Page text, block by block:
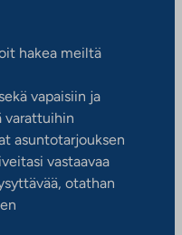
hakea meiltä
vapaisiin ja
varattuihin
asuntotarjouksen
vastaavaa
otathan